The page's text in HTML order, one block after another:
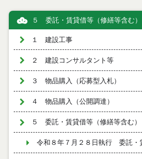
５ 委託・賃貸借等（修繕等含む）
１ 建設工事
２ 建設コンサルタント等
３ 物品購入（応募型入札）
４ 物品購入（公開調達）
５ 委託・賃貸借等（修繕等含む）
令和８年７月２８日執行 委託・